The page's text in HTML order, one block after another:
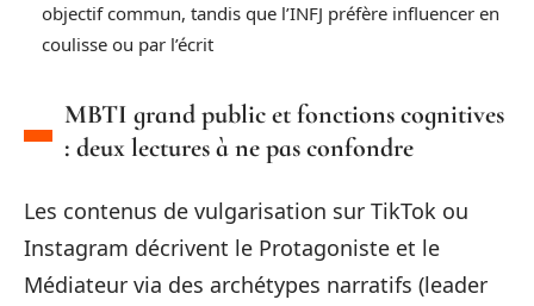
objectif commun, tandis que l’INFJ préfère influencer en
coulisse ou par l’écrit
MBTI grand public et fonctions cognitives
: deux lectures à ne pas confondre
Les contenus de vulgarisation sur TikTok ou
Instagram décrivent le Protagoniste et le
Médiateur via des archétypes narratifs (leader